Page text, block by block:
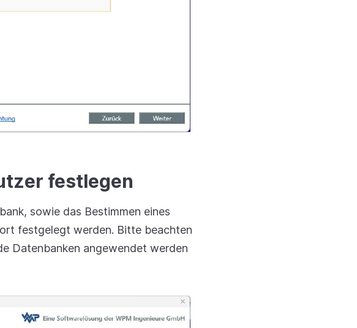
festlegen
sowie das Bestimmen eines
festgelegt werden. Bitte beachten
Datenbanken angewendet werden